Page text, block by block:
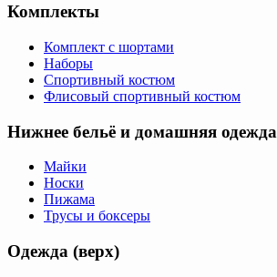
Комплекты
Комплект с шортами
Наборы
Спортивный костюм
Флисовый спортивный костюм
Нижнее бельё и домашняя одежда
Майки
Носки
Пижама
Трусы и боксеры
Одежда (верх)